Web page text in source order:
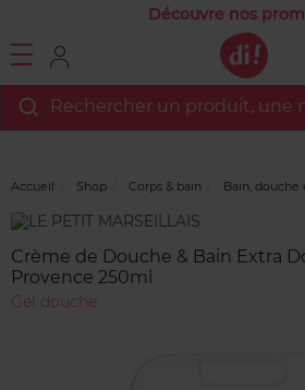
Découvre nos
Rechercher un produit, une
Accueil Shop Corps & bain Bain, douche
Marque
clients
Crème de Douche & Bain Extra
Provence 250ml
Gel douche